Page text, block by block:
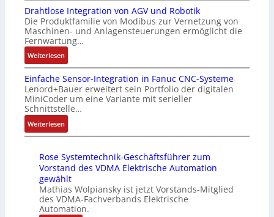
b
e
l
f
ü
r
i
e
A
n
w
n
d
u
n
g
k
5
G
a
u
d
n
R
a
p
e
r
r
y
P
i
u
n
g
b
e
s
t
ä
t
i
R
e
i
f
e
e
l
e
m
e
n
t
e
m
i
S
p
e
z
i
a
g
s
e
i
n
g
a
n
g
i
m
M
s
c
h
i
n
a
r
k
t
s
t
a
r
t
f
ü
r
u
l
t
i
v
Drahtlose Integration von AGV und Robotik
Die Produktfamilie von Modibus zur Vernetzung von
Maschinen- und Anlagensteuerungen ermöglicht die
Fernwartung…
Weiterlesen:
D
r
a
h
t
l
o
e
I
n
t
e
Einfache Sensor-Integration in Fanuc CNC-Systeme
Lenord+Bauer erweitert sein Portfolio der digitalen
MiniCoder um eine Variante mit serieller
Schnittstelle…
Weiterlesen:
E
n
f
a
c
h
Rose Systemtechnik-Geschäftsführer zum
Vorstand des VDMA Elektrische Automation
gewählt
Mathias Wolpiansky ist jetzt Vorstands-Mitglied
des VDMA-Fachverbands Elektrische
Automation.